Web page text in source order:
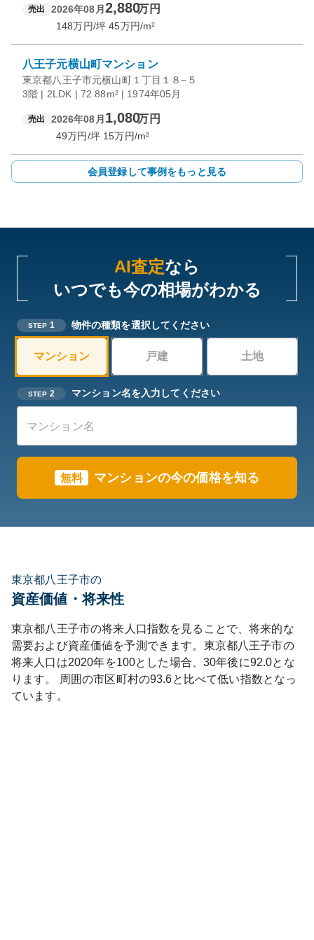
売出 2026年08月 2,880万円
148万円/坪 45万円/m²
八王子元横山町マンション
東京都八王子市元横山町１丁目１８−５
3階 | 2LDK | 72.88m² | 1974年05月
売出 2026年08月 1,080万円
49万円/坪 15万円/m²
会員登録して事例をもっと見る
AI査定なら
いつでも今の相場がわかる
STEP 1 物件の種類を選択してください
マンション 戸建 土地
STEP 2 マンション名を入力してください
無料 マンションの今の価格を知る
東京都八王子市の
資産価値・将来性
東京都八王子市の将来人口指数を見ることで、将来的な
需要および資産価値を予測できます。 東京都八王子市の
将来人口は2020年を100とした場合、30年後に92.0とな
ります。
周囲の市区町村の93.6と比べて低い指数となっ
ています。